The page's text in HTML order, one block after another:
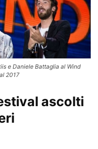
e Daniele Battaglia al Wind
2017
ascolti